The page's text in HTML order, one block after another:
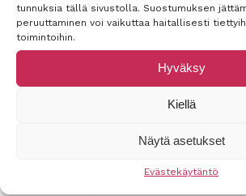
tunnuksia tällä sivustolla. Suostumuksen
peruuttaminen voi vaikuttaa haitallisesti
toimintoihin.
Hyväksy
Kiellä
Näytä asetukset
Evästekäytäntö